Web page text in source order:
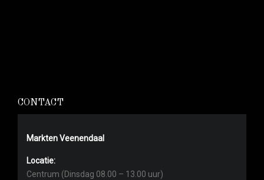
CONTACT
Markten Veenendaal
Locatie:
Centrum (Dinsdag 08.00 – 13.00 uur)